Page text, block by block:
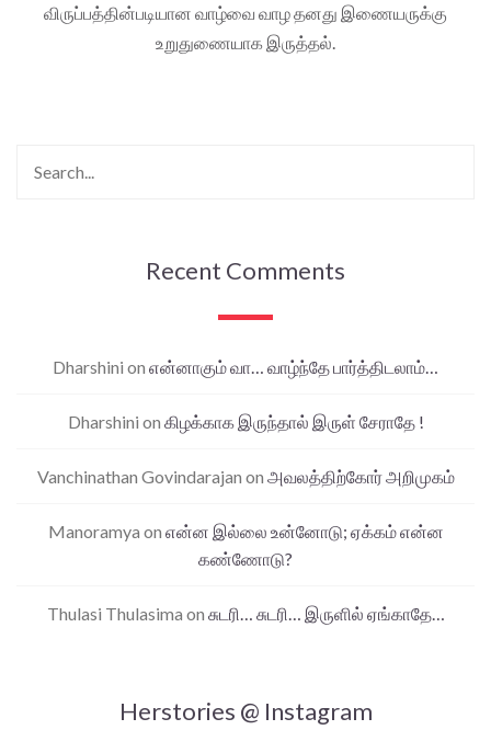
விருப்பத்தின்படியான வாழ்வை வாழ தனது இணையருக்கு
உறுதுணையாக இருத்தல்.
Recent Comments
Dharshini on என்னாகும் வா… வாழ்ந்தே பார்த்திடலாம்…
Dharshini on கிழக்காக இருந்தால் இருள் சேராதே !
Vanchinathan Govindarajan on அவலத்திற்கோர் அறிமுகம்
Manoramya on என்ன இல்லை உன்னோடு; ஏக்கம் என்ன
கண்ணோடு?
Thulasi Thulasima on சுடரி… சுடரி… இருளில் ஏங்காதே…
Herstories @ Instagram